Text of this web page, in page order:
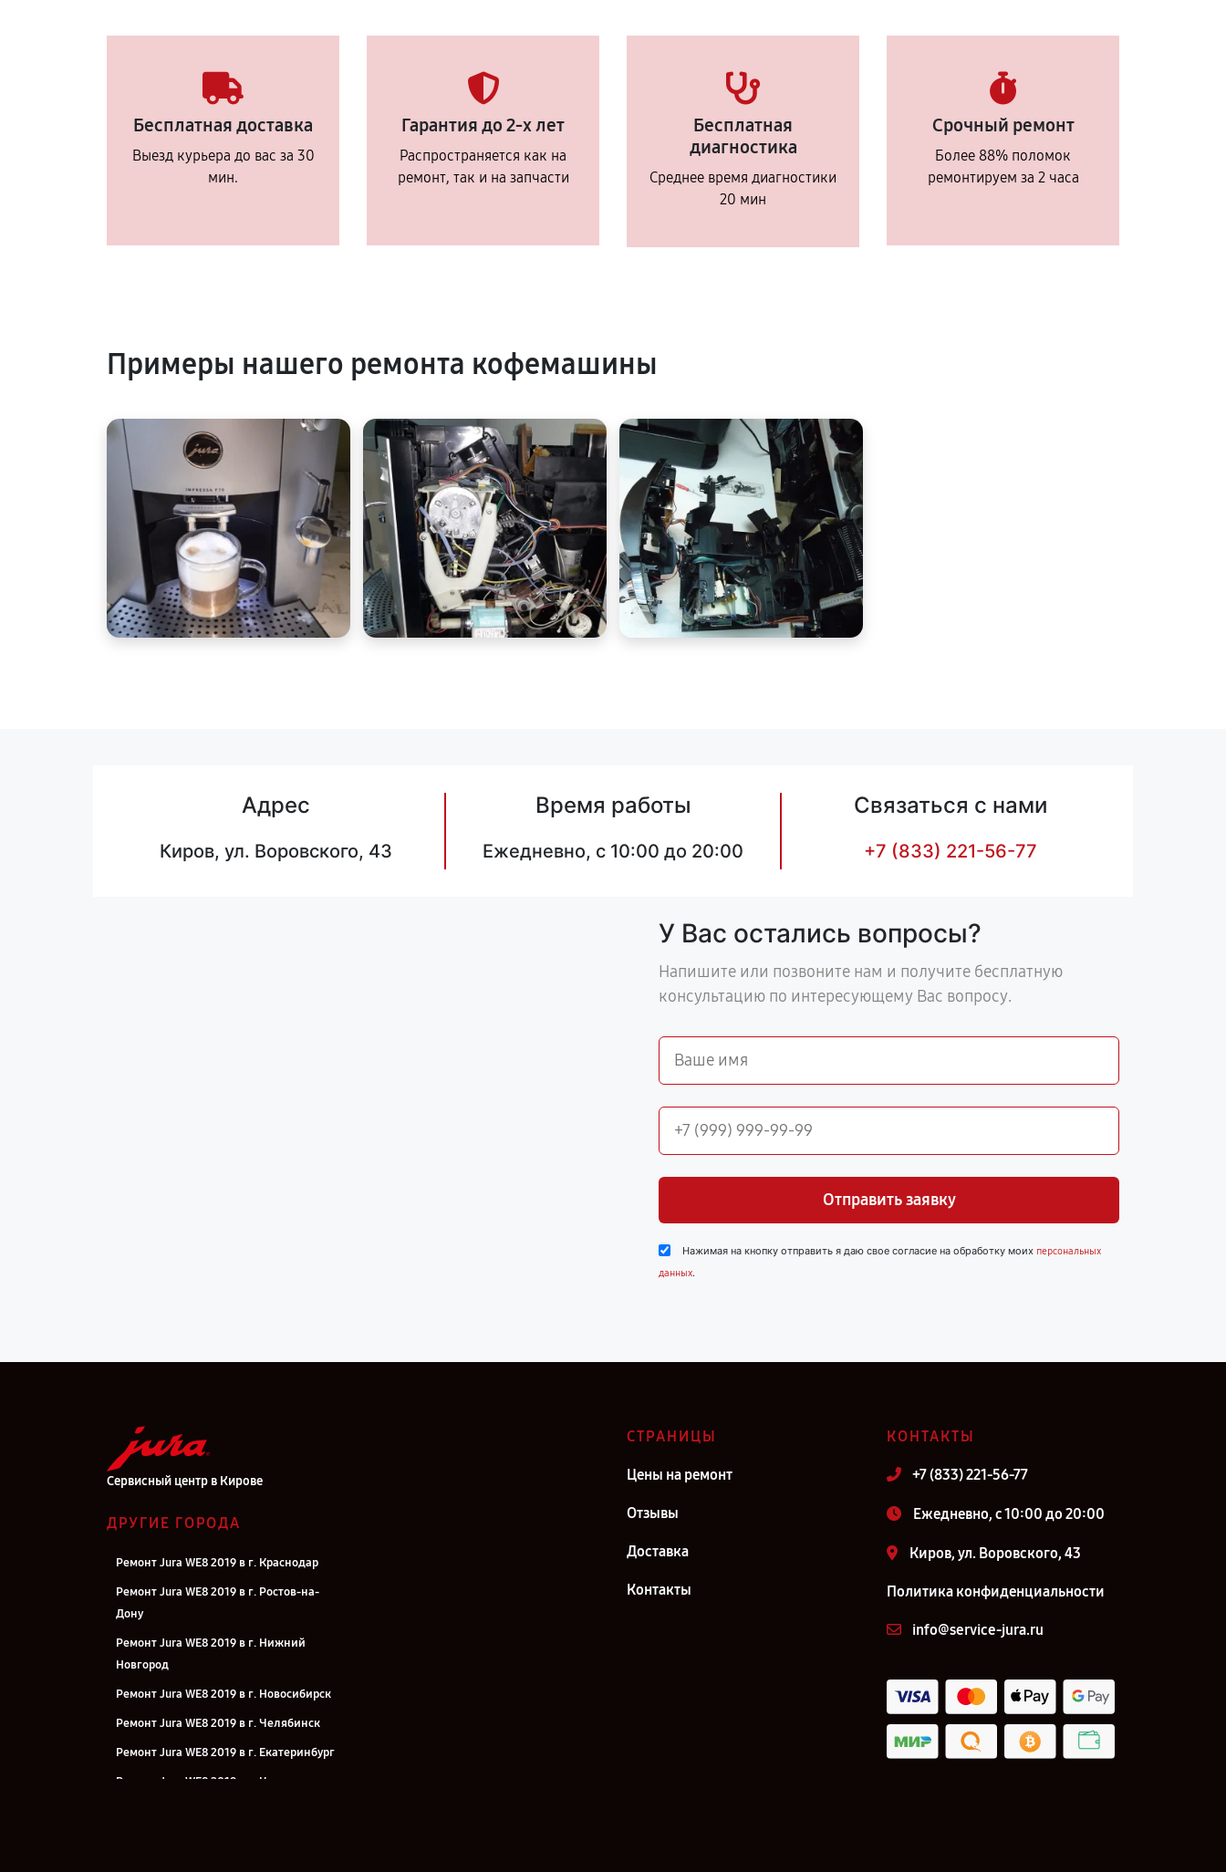
Бесплатная доставка
Выезд курьера до вас за 30
мин.
Гарантия до 2-х лет
Распространяется как на
ремонт, так и на запчасти
Бесплатная
диагностика
Среднее время диагностики
20 мин
Срочный ремонт
Более 88% поломок
ремонтируем за 2 часа
Примеры нашего ремонта кофемашины
Адрес
Киров, ул. Воровского, 43
Время работы
Ежедневно, с 10:00 до 20:00
Связаться с нами
+7 (833) 221-56-77
У Вас остались вопросы?
Напишите или позвоните нам и получите бесплатную
консультацию по интересующему Вас вопросу.
Отправить заявку
Нажимая на кнопку отправить я даю свое согласие на обработку моих персональных
данных.
Сервисный центр в Кирове
ДРУГИЕ ГОРОДА
Ремонт Jura WE8 2019 в г. Краснодар
Ремонт Jura WE8 2019 в г. Ростов-на-
Дону
Ремонт Jura WE8 2019 в г. Нижний
Новгород
Ремонт Jura WE8 2019 в г. Новосибирск
Ремонт Jura WE8 2019 в г. Челябинск
Ремонт Jura WE8 2019 в г. Екатеринбург
Ремонт Jura WE8 2019 в г. Казань
СТРАНИЦЫ
Цены на ремонт
Отзывы
Доставка
Контакты
КОНТАКТЫ
+7 (833) 221-56-77
Ежедневно, с 10:00 до 20:00
Киров, ул. Воровского, 43
Политика конфиденциальности
info@service-jura.ru